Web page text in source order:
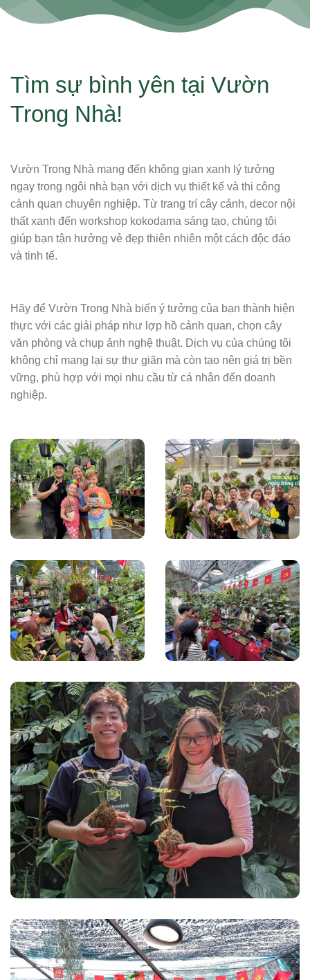
Tìm sự bình yên tại Vườn
Trong Nhà!
Vườn Trong Nhà mang đến không gian xanh lý tưởng
ngay trong ngôi nhà bạn với dịch vụ thiết kế và thi công
cảnh quan chuyên nghiệp. Từ trang trí cây cảnh, decor nội
thất xanh đến workshop kokodama sáng tạo, chúng tôi
giúp bạn tận hưởng vẻ đẹp thiên nhiên một cách độc đáo
và tinh tế.
Hãy để Vườn Trong Nhà biến ý tưởng của bạn thành hiện
thực với các giải pháp như lợp hồ cảnh quan, chọn cây
văn phòng và chụp ảnh nghệ thuật. Dịch vụ của chúng tôi
không chỉ mang lại sự thư giãn mà còn tạo nên giá trị bền
vững, phù hợp với mọi nhu cầu từ cá nhân đến doanh
nghiệp.